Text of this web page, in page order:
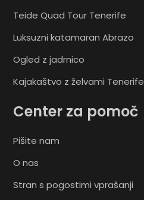
Teide Quad Tour Tenerife
Luksuzni katamaran Abrazo
Ogled z jadrnico
Kajakaštvo z želvami Tenerife
Center za pomoč
Pišite nam
O nas
Stran s pogostimi vprašanji